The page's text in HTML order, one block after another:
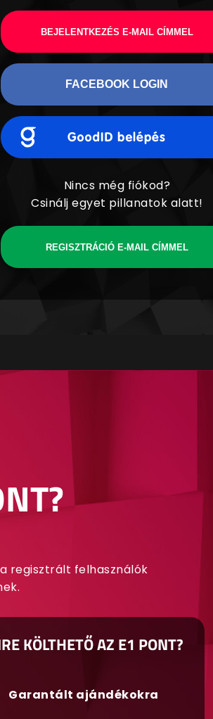
BEJELENTKEZÉS E-MAIL CÍMMEL
FACEBOOK LOGIN
Nincs még fiókod?
Csinálj egyet pillanatok alatt!
REGISZTRÁCIÓ E-MAIL CÍMMEL
regisztrált felhasználók
KÖLTHETŐ AZ E1 PONT?
Garantált ajándékokra